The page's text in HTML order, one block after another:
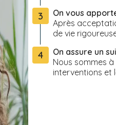
3
On vous
Après
de vie
4
On assure un
Nous sommes
interventions et